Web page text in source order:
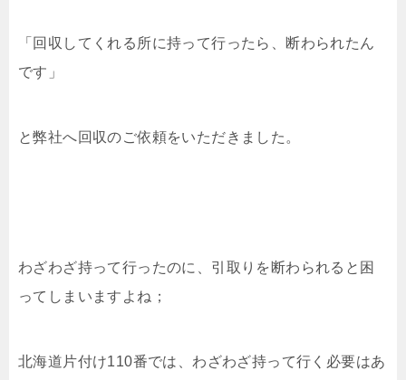
「回収してくれる所に持って行ったら、断わられたん
です」
と弊社へ回収のご依頼をいただきました。
わざわざ持って行ったのに、引取りを断わられると困
ってしまいますよね；
北海道片付け110番では、わざわざ持って行く必要はあ